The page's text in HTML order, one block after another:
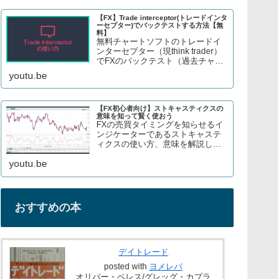
【FX】Trade interceptor(トレードインタ
ーセプター)でバックテストする方法【無
料】
無料チャートソフトのトレードイ
ンターセプター（現think trader）
でFXのバックテスト（過去チャー
数のCFDトレードについてブログ
で解説してます→ twitter、t...
youtu.be
【FX初心者向け】ストキャスティクスの
意味を知って賢く使おう
FXの売買タイミングを知らせるイ
ンジケーターであるストキャステ
ィクスの使い方、意味を解説して
youtu.be
おすすめの本
デイトレード
posted with ヨメレバ